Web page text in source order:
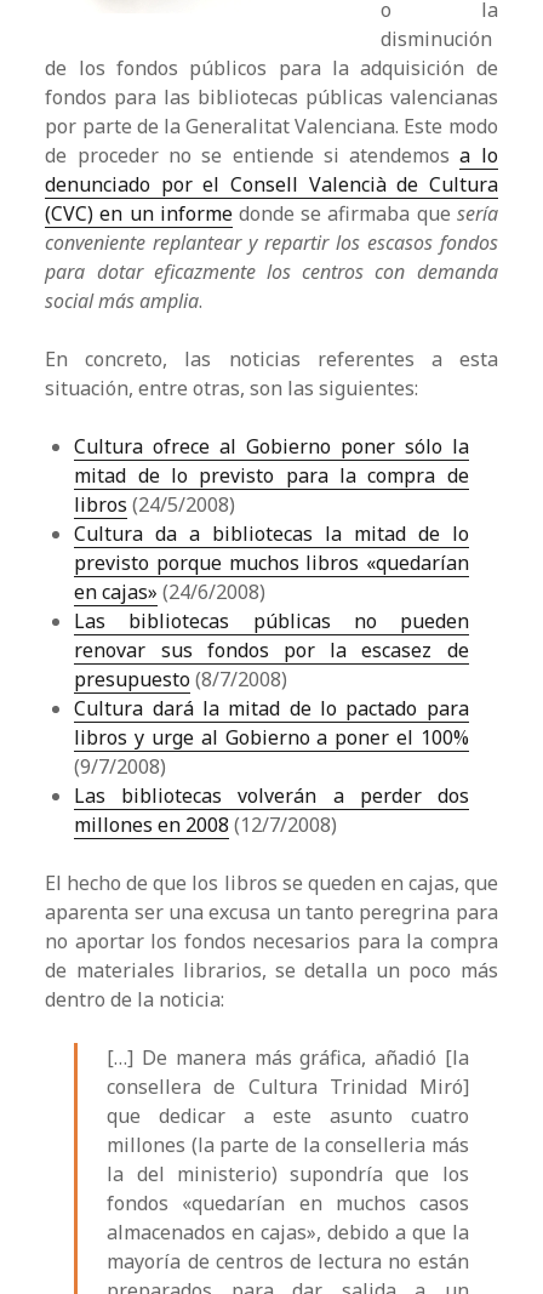
o la
disminución
de los fondos públicos para la adquisición de
fondos para las bibliotecas públicas valencianas
por parte de la Generalitat Valenciana. Este modo
de proceder no se entiende si atendemosa lo
denunciado por el Consell Valencià de Cultura
(CVC) en un informedonde se afirmaba que sería
conveniente replantear y repartir los escasos fondos
para dotar eficazmente los centros con demanda
social más amplia.
En concreto, las noticias referentes a esta
situación, entre otras, son las siguientes:
Cultura ofrece al Gobierno poner sólo la
mitad de lo previsto para la compra de
libros (24/5/2008)
Cultura da a bibliotecas la mitad de lo
previsto porque muchos libros «quedarían
en cajas» (24/6/2008)
Las bibliotecas públicas no pueden
renovar sus fondos por la escasez de
presupuesto(8/7/2008)
Cultura dará la mitad de lo pactado para
libros y urge al Gobierno a poner el 100%
(9/7/2008)
Las bibliotecas volverán a perder dos
millones en 2008 (12/7/2008)
El hecho de que los libros se queden en cajas, que
aparenta ser una excusa un tanto peregrina para
no aportar los fondos necesarios para la compra
de materiales librarios, se detalla un poco más
dentro de la noticia:
[…] De manera más gráfica, añadió [la
consellera de Cultura Trinidad Miró]
que dedicar a este asunto cuatro
millones (la parte de la conselleria más
la del ministerio) supondría que los
fondos «quedarían en muchos casos
almacenados en cajas», debido a que la
mayoría de centros de lectura no están